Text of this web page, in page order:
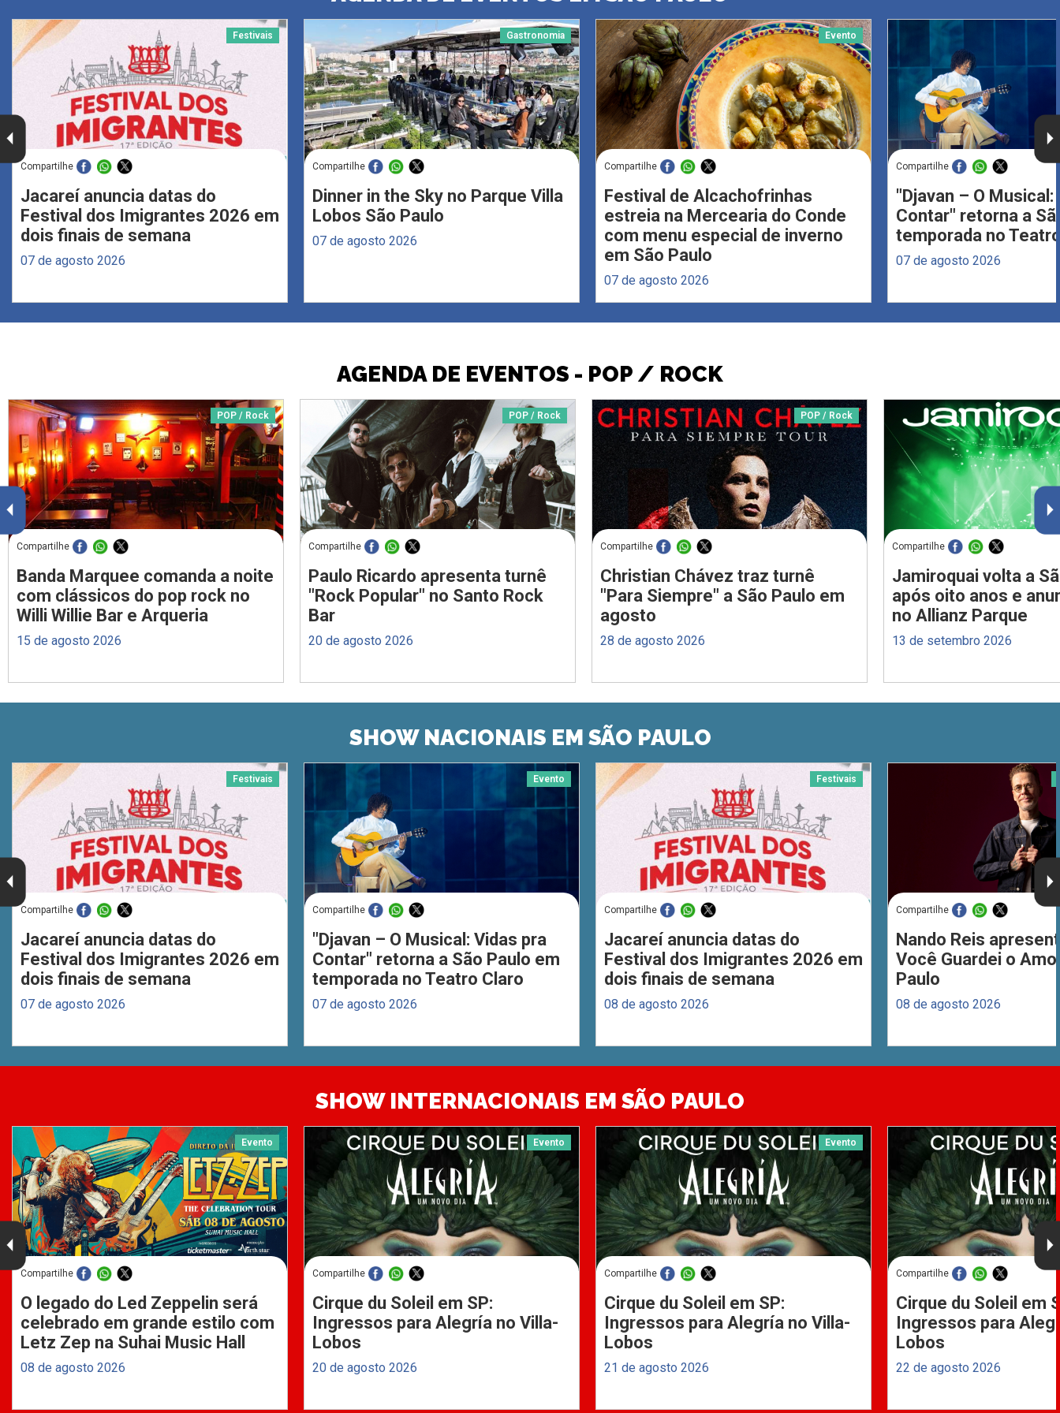
Festivais
Compartilhe
Jacareí anuncia datas do
Festival dos Imigrantes 2026 em
dois finais de semana
07 de agosto 2026
Gastronomia
Compartilhe
Dinner in the Sky no Parque Villa
Lobos São Paulo
07 de agosto 2026
Evento
Compartilhe
Festival de Alcachofrinhas
estreia na Mercearia do Conde
com menu especial de inverno
em São Paulo
07 de agosto 2026
Compartilhe
"Djavan – O Musical:
Contar" retorna a
temporada no
07 de agosto 2026
AGENDA DE EVENTOS - POP / ROCK
POP / Rock
Compartilhe
Banda Marquee comanda a noite
com clássicos do pop rock no
Willi Willie Bar e Arqueria
15 de agosto 2026
POP / Rock
Compartilhe
Paulo Ricardo apresenta turnê
"Rock Popular" no Santo Rock
Bar
20 de agosto 2026
POP / Rock
Compartilhe
Christian Chávez traz turnê
"Para Siempre" a São Paulo em
agosto
28 de agosto 2026
Compartilhe
Jamiroquai volta a
após oito anos e
no Allianz Parque
13 de setembro 2026
SHOW NACIONAIS EM SÃO PAULO
Festivais
Compartilhe
Jacareí anuncia datas do
Festival dos Imigrantes 2026 em
dois finais de semana
07 de agosto 2026
Evento
Compartilhe
"Djavan – O Musical: Vidas pra
Contar" retorna a São Paulo em
temporada no Teatro Claro
07 de agosto 2026
Festivais
Compartilhe
Jacareí anuncia datas do
Festival dos Imigrantes 2026 em
dois finais de semana
08 de agosto 2026
Compartilhe
Nando Reis
Você Guardei o
Paulo
08 de agosto 2026
SHOW INTERNACIONAIS EM SÃO PAULO
Evento
Compartilhe
O legado do Led Zeppelin será
celebrado em grande estilo com
Letz Zep na Suhai Music Hall
08 de agosto 2026
Evento
Compartilhe
Cirque du Soleil em SP:
Ingressos para Alegría no Villa-
Lobos
20 de agosto 2026
Evento
Compartilhe
Cirque du Soleil em SP:
Ingressos para Alegría no Villa-
Lobos
21 de agosto 2026
Compartilhe
Cirque du Soleil em
Ingressos para
Lobos
22 de agosto 2026